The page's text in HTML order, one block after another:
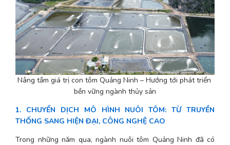
Nâng tầm giá trị con tôm Quảng Ninh – Hướng tới phát triển
bền vững ngành thủy sản
1. CHUYỂN DỊCH MÔ HÌNH NUÔI TÔM: TỪ TRUYỀN
THỐNG SANG HIỆN ĐẠI, CÔNG NGHỆ CAO
Trong những năm qua, ngành nuôi tôm Quảng Ninh đã có